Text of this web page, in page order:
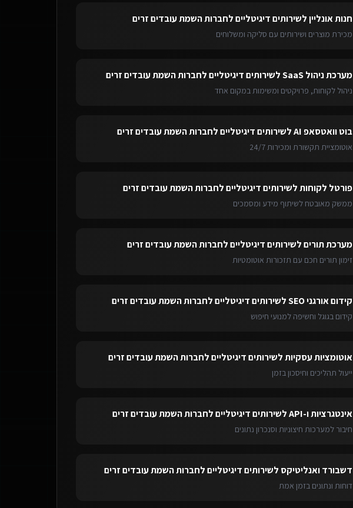
חנות אונלייןלשירותים דיגיטליים לחברות השמת עובדים זרים
מכירת מוצרים ושירותים עם סליקה ומשלוחים
מערכת ניהול SaaS לשירותים דיגיטליים לחברות השמת עובדים זרים
ניהול לקוחות, פרויקטים ומשימות במקום אחד
בוט וואטסאפ AI לשירותים דיגיטליים לחברות השמת עובדים זרים
אוטומציית תקשורת ומכירות 24/7
פורטל לקוחותלשירותים דיגיטליים לחברות השמת עובדים זרים
ממשק מאובטח לשיתוף מידע ומסמכים
מערכת תוריםלשירותים דיגיטליים לחברות השמת עובדים זרים
זימון תורים חכם עם תזכורות אוטומטיות
קידום אורגני SEO לשירותים דיגיטליים לחברות השמת עובדים זרים
קידום בגוגל וחשיפה למנועי חיפוש
אוטומציות עסקיותלשירותים דיגיטליים לחברות השמת עובדים זרים
ייעול תהליכים וחיסכון בזמן
אינטגרציות ו-API לשירותים דיגיטליים לחברות השמת עובדים זרים
חיבור למערכות חיצוניות וסנכרון נתונים
דשבורד ואנליטיקס לשירותים דיגיטליים לחברות השמת עובדים זרים
דוחות ונתונים בזמן אמת